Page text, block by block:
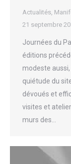
Actualités
21 septembre
Journées du
éditions
modeste
quiétude du
dévoués et
visites et
murs des…